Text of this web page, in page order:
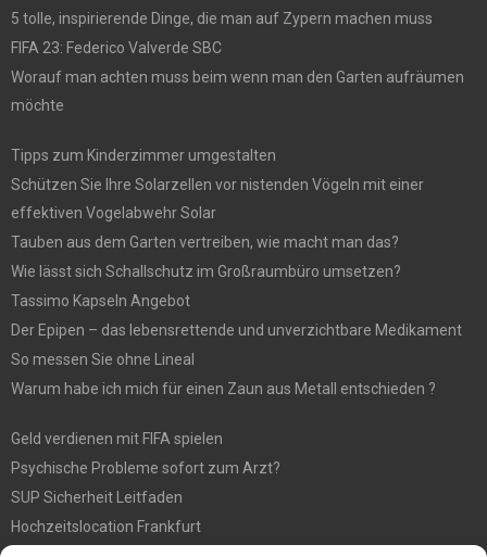
5 tolle, inspirierende Dinge, die man auf Zypern machen muss
FIFA 23: Federico Valverde SBC
Worauf man achten muss beim wenn man den Garten aufräumen
möchte
Tipps zum Kinderzimmer umgestalten
Schützen Sie Ihre Solarzellen vor nistenden Vögeln mit einer
effektiven Vogelabwehr Solar
Tauben aus dem Garten vertreiben, wie macht man das?
Wie lässt sich Schallschutz im Großraumbüro umsetzen?
Tassimo Kapseln Angebot
Der Epipen – das lebensrettende und unverzichtbare Medikament
So messen Sie ohne Lineal
Warum habe ich mich für einen Zaun aus Metall entschieden ?
Geld verdienen mit FIFA spielen
Psychische Probleme sofort zum Arzt?
SUP Sicherheit Leitfaden
Hochzeitslocation Frankfurt